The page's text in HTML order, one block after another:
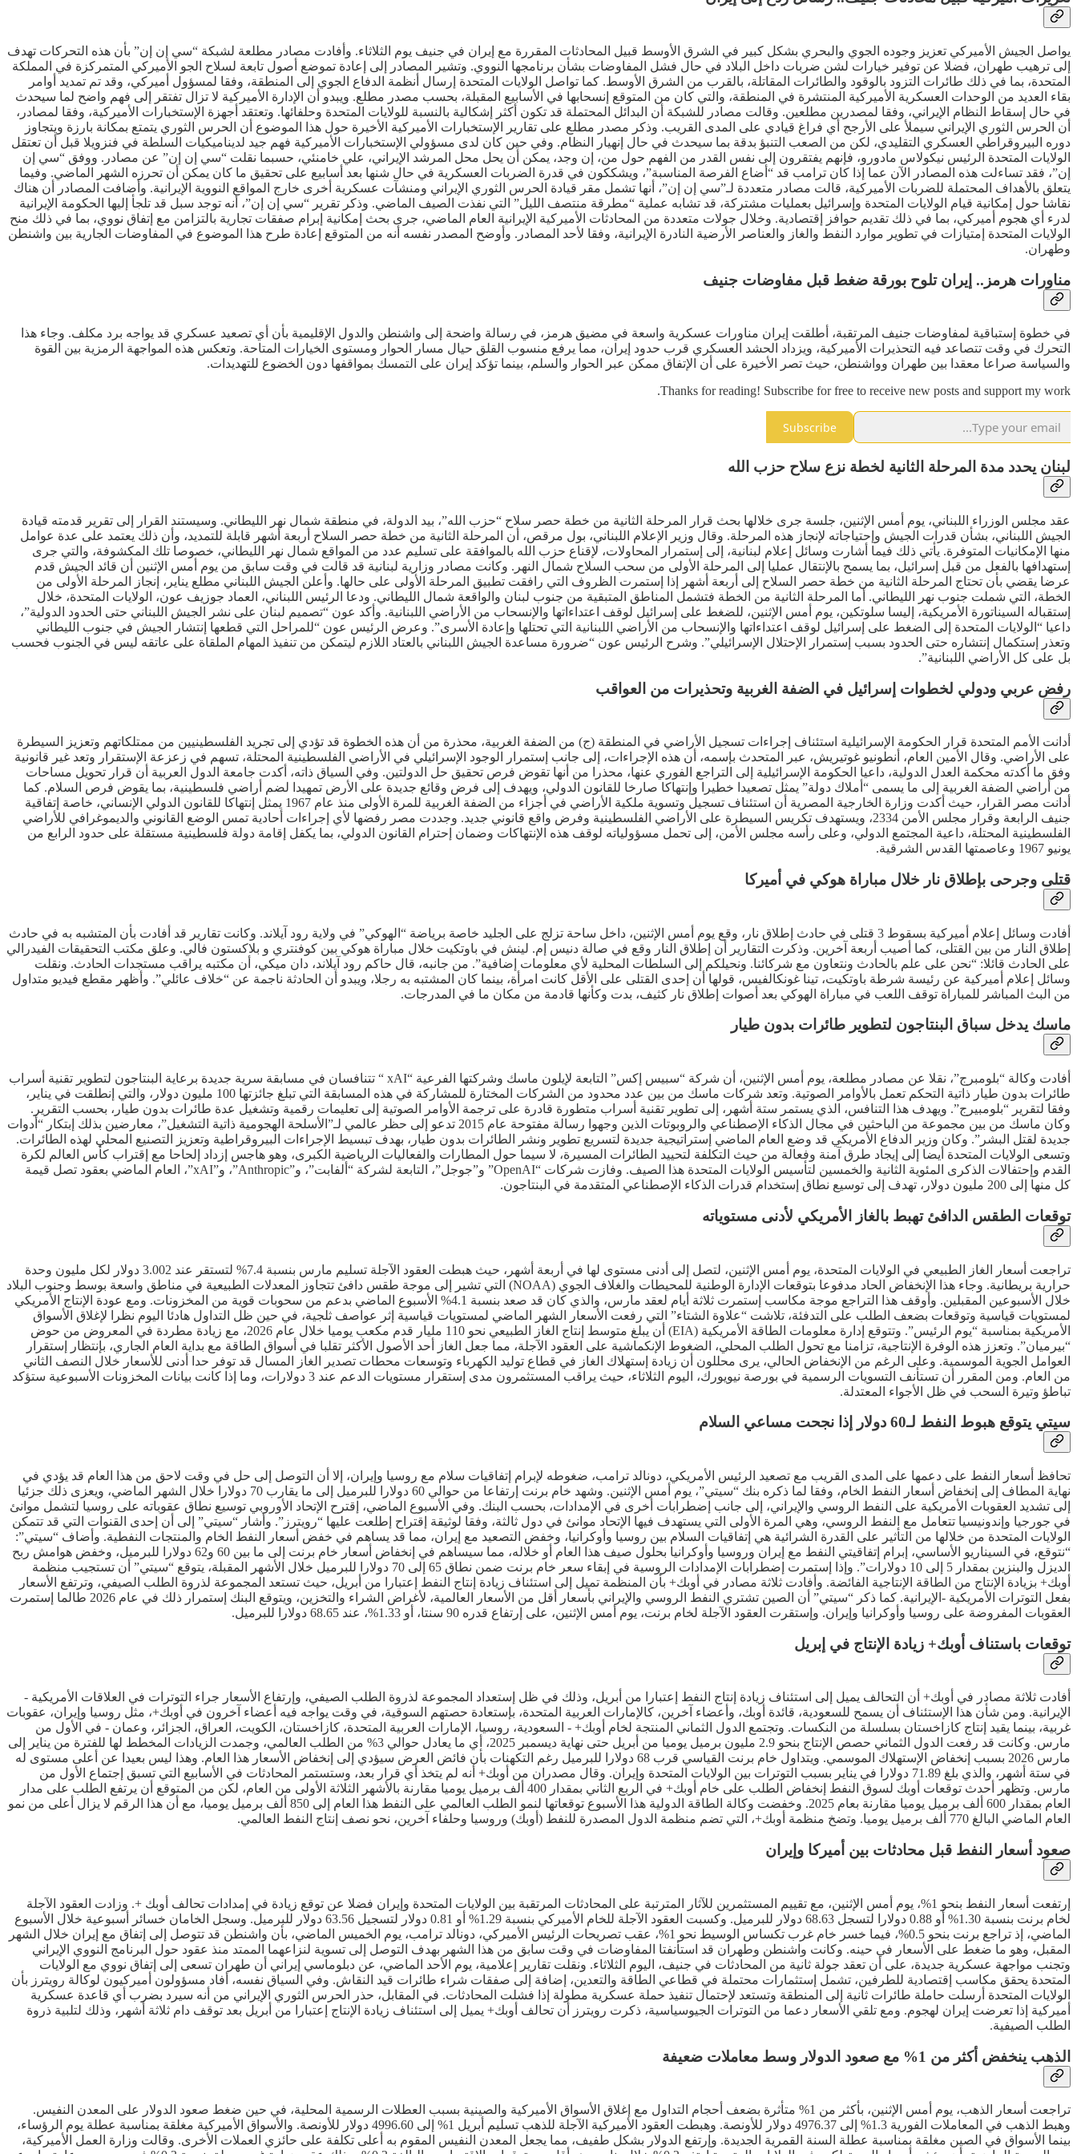
يواصل الجيش الأميركي تعزيز وجوده الجوي والبحري بشكل كبير في الشرق الأوسط قبيل المحادثات المقررة مع إيران في جنيف يوم الثلاثاء. وأفادت مصادر مطلعة لشبكة “سي إن إن” بأن هذه التحركات تهدف
إلى ترهيب طهران، فضلا عن توفير خيارات لشن ضربات داخل البلاد في حال فشل المفاوضات بشأن برنامجها النووي. وتشير المصادر إلى إعادة تموضع أصول تابعة لسلاح الجو الأميركي المتمركزة في المملكة
المتحدة، بما في ذلك طائرات التزود بالوقود والطائرات المقاتلة، بالقرب من الشرق الأوسط. كما تواصل الولايات المتحدة إرسال أنظمة الدفاع الجوي إلى المنطقة، وفقا لمسؤول أميركي، وقد تم تمديد أوامر
بقاء العديد من الوحدات العسكرية الأميركية المنتشرة في المنطقة، والتي كان من المتوقع إنسحابها في الأسابيع المقبلة، بحسب مصدر مطلع. ويبدو أن الإدارة الأميركية لا تزال تفتقر إلى فهم واضح لما سيحدث
في حال إسقاط النظام الإيراني، وفقا لمصدرين مطلعين. وقالت مصادر للشبكة أن البدائل المحتملة قد تكون أكثر إشكالية بالنسبة للولايات المتحدة وحلفائها. وتعتقد أجهزة الإستخبارات الأميركية، وفقا لمصادر،
أن الحرس الثوري الإيراني سيملأ على الأرجح أي فراغ قيادي على المدى القريب. وذكر مصدر مطلع على تقارير الإستخبارات الأميركية الأخيرة حول هذا الموضوع أن الحرس الثوري يتمتع بمكانة بارزة ويتجاوز
دوره البيروقراطي العسكري التقليدي، لكن من الصعب التنبؤ بدقة بما سيحدث في حال إنهيار النظام. وفي حين كان لدى مسؤولي الإستخبارات الأميركية فهم جيد لديناميكيات السلطة في فنزويلا قبل أن تعتقل
الولايات المتحدة الرئيس نيكولاس مادورو، فإنهم يفتقرون إلى نفس القدر من الفهم حول من، إن وجد، يمكن أن يحل محل المرشد الإيراني، علي خامنئي، حسبما نقلت “سي إن إن” عن مصادر. ووفق “سي إن
إن”، فقد تساءلت هذه المصادر الآن عما إذا كان ترامب قد “أضاع الفرصة المناسبة”، ويشككون في قدرة الضربات العسكرية في حال شنها بعد أسابيع على تحقيق ما كان يمكن أن تحرزه الشهر الماضي. وفيما
يتعلق بالأهداف المحتملة للضربات الأميركية، قالت مصادر متعددة لـ”سي إن إن”، أنها تشمل مقر قيادة الحرس الثوري الإيراني ومنشآت عسكرية أخرى خارج المواقع النووية الإيرانية. وأضافت المصادر أن هناك
نقاشا حول إمكانية قيام الولايات المتحدة وإسرائيل بعمليات مشتركة، قد تشابه عملية “مطرقة منتصف الليل” التي نفذت الصيف الماضي. وذكر تقرير “سي إن إن”، أنه توجد سبل قد تلجأ إليها الحكومة الإيرانية
لدرء أي هجوم أميركي، بما في ذلك تقديم حوافز إقتصادية. وخلال جولات متعددة من المحادثات الأميركية الإيرانية العام الماضي، جرى بحث إمكانية إبرام صفقات تجارية بالتزامن مع إتفاق نووي، بما في ذلك منح
الولايات المتحدة إمتيازات في تطوير موارد النفط والغاز والعناصر الأرضية النادرة الإيرانية، وفقا لأحد المصادر. وأوضح المصدر نفسه أنه من المتوقع إعادة طرح هذا الموضوع في المفاوضات الجارية بين واشنطن
وطهران.
مناورات هرمز.. إيران تلوح بورقة ضغط قبل مفاوضات جنيف
في خطوة إستباقية لمفاوضات جنيف المرتقبة، أطلقت إيران مناورات عسكرية واسعة في مضيق هرمز، في رسالة واضحة إلى واشنطن والدول الإقليمية بأن أي تصعيد عسكري قد يواجه برد مكلف. وجاء هذا
التحرك في وقت تتصاعد فيه التحذيرات الأميركية، ويزداد الحشد العسكري قرب حدود إيران، مما يرفع منسوب القلق حيال مسار الحوار ومستوى الخيارات المتاحة. وتعكس هذه المواجهة الرمزية بين القوة
والسياسة صراعا معقدا بين طهران وواشنطن، حيث تصر الأخيرة على أن الإتفاق ممكن عبر الحوار والسلم، بينما تؤكد إيران على التمسك بمواقفها دون الخضوع للتهديدات.
Thanks for reading! Subscribe for free to receive new posts and support my work.
Subscribe
لبنان يحدد مدة المرحلة الثانية لخطة نزع سلاح حزب الله
عقد مجلس الوزراء اللبناني، يوم أمس الإثنين، جلسة جرى خلالها بحث قرار المرحلة الثانية من خطة حصر سلاح “حزب الله”، بيد الدولة، في منطقة شمال نهر الليطاني. وسيستند القرار إلى تقرير قدمته قيادة
الجيش اللبناني، بشأن قدرات الجيش وإحتياجاته لإنجاز هذه المرحلة. وقال وزير الإعلام اللبناني، بول مرقص، أن المرحلة الثانية من خطة حصر السلاح أربعة أشهر قابلة للتمديد، وأن ذلك يعتمد على عدة عوامل
منها الإمكانيات المتوفرة. يأتي ذلك فيما أشارت وسائل إعلام لبنانية، إلى إستمرار المحاولات، لإقناع حزب الله بالموافقة على تسليم عدد من المواقع شمال نهر الليطاني، خصوصا تلك المكشوفة، والتي جرى
إستهدافها بالفعل من قبل إسرائيل، بما يسمح بالإنتقال عمليا إلى المرحلة الأولى من سحب السلاح شمال النهر. وكانت مصادر وزارية لبنانية قد قالت في وقت سابق من يوم أمس الإثنين أن قائد الجيش قدم
عرضا يقضي بأن تحتاج المرحلة الثانية من خطة حصر السلاح إلى أربعة أشهر إذا إستمرت الظروف التي رافقت تطبيق المرحلة الأولى على حالها. وأعلن الجيش اللبناني مطلع يناير، إنجاز المرحلة الأولى من
الخطة، التي شملت جنوب نهر الليطاني. أما المرحلة الثانية من الخطة فتشمل المناطق المتبقية من جنوب لبنان والواقعة شمال الليطاني. ودعا الرئيس اللبناني، العماد جوزيف عون، الولايات المتحدة، خلال
إستقباله السيناتورة الأمريكية، إليسا سلوتكين، يوم أمس الإثنين، للضغط على إسرائيل لوقف اعتداءاتها والإنسحاب من الأراضي اللبنانية. وأكد عون “تصميم لبنان على نشر الجيش اللبناني حتى الحدود الدولية”،
داعيا “الولايات المتحدة إلى الضغط على إسرائيل لوقف اعتداءاتها والإنسحاب من الأراضي اللبنانية التي تحتلها وإعادة الأسرى”. وعرض الرئيس عون “للمراحل التي قطعها إنتشار الجيش في جنوب الليطاني
وتعذر إستكمال إنتشاره حتى الحدود بسبب إستمرار الإحتلال الإسرائيلي”. وشرح الرئيس عون “ضرورة مساعدة الجيش اللبناني بالعتاد اللازم ليتمكن من تنفيذ المهام الملقاة على عاتقه ليس في الجنوب فحسب
بل على كل الأراضي اللبنانية”.
رفض عربي ودولي لخطوات إسرائيل في الضفة الغربية وتحذيرات من العواقب
أدانت الأمم المتحدة قرار الحكومة الإسرائيلية استئناف إجراءات تسجيل الأراضي في المنطقة (ج) من الضفة الغربية، محذرة من أن هذه الخطوة قد تؤدي إلى تجريد الفلسطينيين من ممتلكاتهم وتعزيز السيطرة
على الأراضي. وقال الأمين العام، أنطونيو غوتيريش، عبر المتحدث بإسمه، أن هذه الإجراءات، إلى جانب إستمرار الوجود الإسرائيلي في الأراضي الفلسطينية المحتلة، تسهم في زعزعة الإستقرار وتعد غير قانونية
وفق ما أكدته محكمة العدل الدولية، داعيا الحكومة الإسرائيلية إلى التراجع الفوري عنها، محذرا من أنها تقوض فرص تحقيق حل الدولتين. وفي السياق ذاته، أكدت جامعة الدول العربية أن قرار تحويل مساحات
من أراضي الضفة الغربية إلى ما يسمى “أملاك دولة” يمثل تصعيدا خطيرا وإنتهاكا صارخا للقانون الدولي، ويهدف إلى فرض وقائع جديدة على الأرض تمهيدا لضم أراضي فلسطينية، بما يقوض فرص السلام. كما
أدانت مصر القرار، حيث أكدت وزارة الخارجية المصرية أن استئناف تسجيل وتسوية ملكية الأراضي في أجزاء من الضفة الغربية للمرة الأولى منذ عام 1967 يمثل إنتهاكا للقانون الدولي الإنساني، خاصة إتفاقية
جنيف الرابعة وقرار مجلس الأمن 2334، ويستهدف تكريس السيطرة على الأراضي الفلسطينية وفرض واقع قانوني جديد. وجددت مصر رفضها لأي إجراءات أحادية تمس الوضع القانوني والديموغرافي للأراضي
الفلسطينية المحتلة، داعية المجتمع الدولي، وعلى رأسه مجلس الأمن، إلى تحمل مسؤولياته لوقف هذه الإنتهاكات وضمان إحترام القانون الدولي، بما يكفل إقامة دولة فلسطينية مستقلة على حدود الرابع من
يونيو 1967 وعاصمتها القدس الشرقية.
قتلى وجرحى بإطلاق نار خلال مباراة هوكي في أميركا
أفادت وسائل إعلام أميركية بسقوط 3 قتلى في حادث إطلاق نار، وقع يوم أمس الإثنين، داخل ساحة تزلج على الجليد خاصة برياضة “الهوكي” في ولاية رود آيلاند. وكانت تقارير قد أفادت بأن المتشبه به في حادث
إطلاق النار من بين القتلى، كما أصيب أربعة آخرين. وذكرت التقارير أن إطلاق النار وقع في صالة دنيس إم. لينش في باوتكيت خلال مباراة هوكي بين كوفنتري و بلاكستون فالي. وعلق مكتب التحقيقات الفيدرالي
على الحادث قائلا: “نحن على علم بالحادث ونتعاون مع شركائنا. ونحيلكم إلى السلطات المحلية لأي معلومات إضافية”. من جانبه، قال حاكم رود آيلاند، دان ميكي، أن مكتبه يراقب مستجدات الحادث. ونقلت
وسائل إعلام أميركية عن رئيسة شرطة باوتكيت، تينا غونكالفيس، قولها أن إحدى القتلى على الأقل كانت امرأة، بينما كان المشتبه به رجلا، ويبدو أن الحادثة ناجمة عن “خلاف عائلي”. وأظهر مقطع فيديو متداول
من البث المباشر للمباراة توقف اللعب في مباراة الهوكي بعد أصوات إطلاق نار كثيف، بدت وكأنها قادمة من مكان ما في المدرجات.
ماسك يدخل سباق البنتاجون لتطوير طائرات بدون طيار
أفادت وكالة “بلومبرج”، نقلا عن مصادر مطلعة، يوم أمس الإثنين، أن شركة “سبيس إكس” التابعة لإيلون ماسك وشركتها الفرعية “xAI “ تتنافسان في مسابقة سرية جديدة برعاية البنتاجون لتطوير تقنية أسراب
طائرات بدون طيار ذاتية التحكم تعمل بالأوامر الصوتية. وتعد شركات ماسك من بين عدد محدود من الشركات المختارة للمشاركة في هذه المسابقة التي تبلغ جائزتها 100 مليون دولار، والتي إنطلقت في يناير،
وفقا لتقرير “بلومبيرج”. ويهدف هذا التنافس، الذي يستمر ستة أشهر، إلى تطوير تقنية أسراب متطورة قادرة على ترجمة الأوامر الصوتية إلى تعليمات رقمية وتشغيل عدة طائرات بدون طيار، بحسب التقرير.
وكان ماسك من بين مجموعة من الباحثين في مجال الذكاء الإصطناعي والروبوتات الذين وجهوا رسالة مفتوحة عام 2015 تدعو إلى حظر عالمي لـ”الأسلحة الهجومية ذاتية التشغيل”، معارضين بذلك إبتكار “أدوات
جديدة لقتل البشر”. وكان وزير الدفاع الأمريكي قد وضع العام الماضي إستراتيجية جديدة لتسريع تطوير ونشر الطائرات بدون طيار، بهدف تبسيط الإجراءات البيروقراطية وتعزيز التصنيع المحلي لهذه الطائرات.
وتسعى الولايات المتحدة أيضا إلى إيجاد طرق آمنة وفعالة من حيث التكلفة لتحييد الطائرات المسيرة، لا سيما حول المطارات والفعاليات الرياضية الكبرى، وهو هاجس إزداد إلحاحا مع إقتراب كأس العالم لكرة
القدم وإحتفالات الذكرى المئوية الثانية والخمسين لتأسيس الولايات المتحدة هذا الصيف. وفازت شركات “OpenAI” و”جوجل”، التابعة لشركة “ألفابت”، و”Anthropic”، و”xAI”، العام الماضي بعقود تصل قيمة
كل منها إلى 200 مليون دولار، تهدف إلى توسيع نطاق إستخدام قدرات الذكاء الإصطناعي المتقدمة في البنتاجون.
توقعات الطقس الدافئ تهبط بالغاز الأمريكي لأدنى مستوياته
تراجعت أسعار الغاز الطبيعي في الولايات المتحدة، يوم أمس الإثنين، لتصل إلى أدنى مستوى لها في أربعة أشهر، حيث هبطت العقود الآجلة تسليم مارس بنسبة 7.4% لتستقر عند 3.002 دولار لكل مليون وحدة
حرارية بريطانية. وجاء هذا الإنخفاض الحاد مدفوعا بتوقعات الإدارة الوطنية للمحيطات والغلاف الجوي (NOAA) التي تشير إلى موجة طقس دافئ تتجاوز المعدلات الطبيعية في مناطق واسعة بوسط وجنوب البلاد
خلال الأسبوعين المقبلين. وأوقف هذا التراجع موجة مكاسب إستمرت ثلاثة أيام لعقد مارس، والذي كان قد صعد بنسبة 4.1% الأسبوع الماضي بدعم من سحوبات قوية من المخزونات. ومع عودة الإنتاج الأمريكي
لمستويات قياسية وتوقعات بضعف الطلب على التدفئة، تلاشت “علاوة الشتاء” التي رفعت الأسعار الشهر الماضي لمستويات قياسية إثر عواصف ثلجية، في حين ظل التداول هادئا اليوم نظرا لإغلاق الأسواق
الأمريكية بمناسبة “يوم الرئيس”. وتتوقع إدارة معلومات الطاقة الأمريكية (EIA) أن يبلغ متوسط إنتاج الغاز الطبيعي نحو 110 مليار قدم مكعب يوميا خلال عام 2026، مع زيادة مطردة في المعروض من حوض
“بيرميان”. وتعزز هذه الوفرة الإنتاجية، تزامنا مع تحول الطلب المحلي، الضغوط الإنكماشية على العقود الآجلة، مما جعل الغاز أحد الأصول الأكثر تقلبا في أسواق الطاقة مع بداية العام الجاري، بإنتظار إستقرار
العوامل الجوية الموسمية. وعلى الرغم من الإنخفاض الحالي، يرى محللون أن زيادة إستهلاك الغاز في قطاع توليد الكهرباء وتوسعات محطات تصدير الغاز المسال قد توفر حدا أدنى للأسعار خلال النصف الثاني
من العام. ومن المقرر أن تستأنف التسويات الرسمية في بورصة نيويورك، اليوم الثلاثاء، حيث يراقب المستثمرون مدى إستقرار مستويات الدعم عند 3 دولارات، وما إذا كانت بيانات المخزونات الأسبوعية ستؤكد
تباطؤ وتيرة السحب في ظل الأجواء المعتدلة.
سيتي يتوقع هبوط النفط لـ60 دولار إذا نجحت مساعي السلام
تحافظ أسعار النفط على دعمها على المدى القريب مع تصعيد الرئيس الأمريكي، دونالد ترامب، ضغوطه لإبرام إتفاقيات سلام مع روسيا وإيران، إلا أن التوصل إلى حل في وقت لاحق من هذا العام قد يؤدي في
نهاية المطاف إلى إنخفاض أسعار النفط الخام، وفقا لما ذكره بنك “سيتي”، يوم أمس الإثنين. وشهد خام برنت إرتفاعا من حوالي 60 دولارا للبرميل إلى ما يقارب 70 دولارا خلال الشهر الماضي، ويعزى ذلك جزئيا
إلى تشديد العقوبات الأمريكية على النفط الروسي والإيراني، إلى جانب إضطرابات أخرى في الإمدادات، بحسب البنك. وفي الأسبوع الماضي، إقترح الإتحاد الأوروبي توسيع نطاق عقوباته على روسيا لتشمل موانئ
في جورجيا وإندونيسيا تتعامل مع النفط الروسي، وهي المرة الأولى التي يستهدف فيها الإتحاد موانئ في دول ثالثة، وفقا لوثيقة إقتراح إطلعت عليها “رويترز”. وأشار “سيتي” إلى أن إحدى القنوات التي قد تتمكن
الولايات المتحدة من خلالها من التأثير على القدرة الشرائية هي إتفاقيات السلام بين روسيا وأوكرانيا، وخفض التصعيد مع إيران، مما قد يساهم في خفض أسعار النفط الخام والمنتجات النفطية. وأضاف “سيتي”:
“نتوقع، في السيناريو الأساسي، إبرام إتفاقيتي النفط مع إيران وروسيا وأوكرانيا بحلول صيف هذا العام أو خلاله، مما سيساهم في إنخفاض أسعار خام برنت إلى ما بين 60 و62 دولارا للبرميل، وخفض هوامش ربح
الديزل والبنزين بمقدار 5 إلى 10 دولارات”. وإذا إستمرت إضطرابات الإمدادات الروسية في إبقاء سعر خام برنت ضمن نطاق 65 إلى 70 دولارا للبرميل خلال الأشهر المقبلة، يتوقع “سيتي” أن تستجيب منظمة
أوبك+ بزيادة الإنتاج من الطاقة الإنتاجية الفائضة. وأفادت ثلاثة مصادر في أوبك+ بأن المنظمة تميل إلى استئناف زيادة إنتاج النفط إعتبارا من أبريل، حيث تستعد المجموعة لذروة الطلب الصيفي، وترتفع الأسعار
بفعل التوترات الأمريكية -الإيرانية. كما ذكر “سيتي” أن الصين تشتري النفط الروسي والإيراني بأسعار أقل من الأسعار العالمية، لأغراض الشراء والتخزين، ويتوقع البنك إستمرار ذلك في عام 2026 طالما إستمرت
العقوبات المفروضة على روسيا وأوكرانيا وإيران. وإستقرت العقود الآجلة لخام برنت، يوم أمس الإثنين، على إرتفاع قدره 90 سنتا، أو 1.33%، عند 68.65 دولارا للبرميل.
توقعات باستناف أوبك+ زيادة الإنتاج في إبريل
أفادت ثلاثة مصادر في أوبك+ أن التحالف يميل إلى استئناف زيادة إنتاج النفط إعتبارا من أبريل، وذلك في ظل إستعداد المجموعة لذروة الطلب الصيفي، وإرتفاع الأسعار جراء التوترات في العلاقات الأمريكية -
الإيرانية. ومن شأن هذا الإستئناف أن يسمح للسعودية، قائدة أوبك، وأعضاء آخرين، كالإمارات العربية المتحدة، بإستعادة حصتهم السوقية، في وقت يواجه فيه أعضاء آخرون في أوبك+، مثل روسيا وإيران، عقوبات
غربية، بينما يقيد إنتاج كازاخستان بسلسلة من النكسات. وتجتمع الدول الثماني المنتجة لخام أوبك+ - السعودية، روسيا، الإمارات العربية المتحدة، كازاخستان، الكويت، العراق، الجزائر، وعمان - في الأول من
مارس. وكانت قد رفعت الدول الثماني حصص الإنتاج بنحو 2.9 مليون برميل يوميا من أبريل حتى نهاية ديسمبر 2025، أي ما يعادل حوالي 3% من الطلب العالمي، وجمدت الزيادات المخطط لها للفترة من يناير إلى
مارس 2026 بسبب إنخفاض الإستهلاك الموسمي. ويتداول خام برنت القياسي قرب 68 دولارا للبرميل رغم التكهنات بأن فائض العرض سيؤدي إلى إنخفاض الأسعار هذا العام. وهذا ليس بعيدا عن أعلى مستوى له
في ستة أشهر، والذي بلغ 71.89 دولارا في يناير بسبب التوترات بين الولايات المتحدة وإيران. وقال مصدران من أوبك+ أنه لم يتخذ أي قرار بعد، وستستمر المحادثات في الأسابيع التي تسبق إجتماع الأول من
مارس. وتظهر أحدث توقعات أوبك لسوق النفط إنخفاض الطلب على خام أوبك+ في الربع الثاني بمقدار 400 ألف برميل يوميا مقارنة بالأشهر الثلاثة الأولى من العام، لكن من المتوقع أن يرتفع الطلب على مدار
العام بمقدار 600 ألف برميل يوميا مقارنة بعام 2025. وخفضت وكالة الطاقة الدولية هذا الأسبوع توقعاتها لنمو الطلب العالمي على النفط هذا العام إلى 850 ألف برميل يوميا، مع أن هذا الرقم لا يزال أعلى من نمو
العام الماضي البالغ 770 ألف برميل يوميا. وتضخ منظمة أوبك+، التي تضم منظمة الدول المصدرة للنفط (أوبك) وروسيا وحلفاء آخرين، نحو نصف إنتاج النفط العالمي.
صعود أسعار النفط قبل محادثات بين أميركا وإيران
إرتفعت أسعار النفط بنحو 1%، يوم أمس الإثنين، مع تقييم المستثمرين للآثار المترتبة على المحادثات المرتقبة بين الولايات المتحدة وإيران فضلا عن توقع زيادة في إمدادات تحالف أوبك +. وزادت العقود الآجلة
لخام برنت بنسبة 1.30% أو 0.88 دولارا لتسجل 68.63 دولار للبرميل. وكسبت العقود الآجلة للخام الأميركي بنسبة 1.29% أو 0.81 دولار لتسجيل 63.56 دولار للبرميل. وسجل الخامان خسائر أسبوعية خلال الأسبوع
الماضي، إذ تراجع برنت بنحو 0.5%، فيما خسر خام غرب تكساس الوسيط نحو 1%، عقب تصريحات الرئيس الأميركي، دونالد ترامب، يوم الخميس الماضي، بأن واشنطن قد تتوصل إلى إتفاق مع إيران خلال الشهر
المقبل، وهو ما ضغط على الأسعار في حينه. وكانت واشنطن وطهران قد استأنفتا المفاوضات في وقت سابق من هذا الشهر بهدف التوصل إلى تسوية لنزاعهما الممتد منذ عقود حول البرنامج النووي الإيراني
وتجنب مواجهة عسكرية جديدة، على أن تعقد جولة ثانية من المحادثات في جنيف، اليوم الثلاثاء. ونقلت تقارير إعلامية، يوم الأحد الماضي، عن دبلوماسي إيراني أن طهران تسعى إلى إتفاق نووي مع الولايات
المتحدة يحقق مكاسب إقتصادية للطرفين، تشمل إستثمارات محتملة في قطاعي الطاقة والتعدين، إضافة إلى صفقات شراء طائرات قيد النقاش. وفي السياق نفسه، أفاد مسؤولون أميركيون لوكالة رويترز بأن
الولايات المتحدة أرسلت حاملة طائرات ثانية إلى المنطقة وتستعد لإحتمال تنفيذ حملة عسكرية مطولة إذا فشلت المحادثات. في المقابل، حذر الحرس الثوري الإيراني من أنه سيرد بضرب أي قاعدة عسكرية
أميركية إذا تعرضت إيران لهجوم. ومع تلقي الأسعار دعما من التوترات الجيوسياسية، ذكرت رويترز أن تحالف أوبك+ يميل إلى استئناف زيادة الإنتاج إعتبارا من أبريل بعد توقف دام ثلاثة أشهر، وذلك لتلبية ذروة
الطلب الصيفية.
الذهب ينخفض أكثر من 1% مع صعود الدولار وسط معاملات ضعيفة
تراجعت أسعار الذهب، يوم أمس الإثنين، بأكثر من 1% متأثرة بضعف أحجام التداول مع إغلاق الأسواق الأميركية والصينية بسبب العطلات الرسمية المحلية، في حين ضغط صعود الدولار على المعدن النفيس.
وهبط الذهب في المعاملات الفورية 1.3% إلى 4976.37 دولار للأونصة. وهبطت العقود الأميركية الآجلة للذهب تسليم أبريل 1% إلى 4996.60 دولار للأونصة. والأسواق الأميركية مغلقة بمناسبة عطلة يوم الرؤساء،
بينما الأسواق في الصين مغلقة بمناسبة عطلة السنة القمرية الجديدة. وإرتفع الدولار بشكل طفيف، مما يجعل المعدن النفيس المقوم به أعلى ​تكلفة على حائزي العملات الأخرى. وقالت وزارة العمل الأميركية،